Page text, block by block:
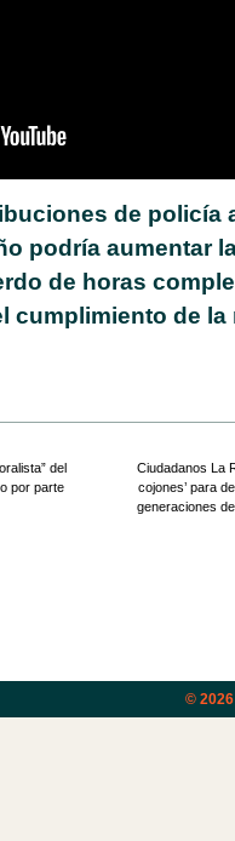
de policía
podría aumentar
de horas
cumplimiento de la
del
por parte
Ciudadanos La
cojones’ para
generaciones
©